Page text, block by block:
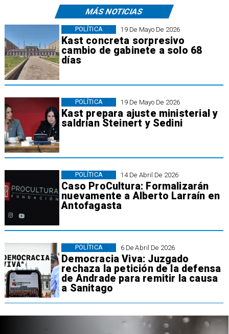
MÁS NOTICIAS
19 De Mayo De 2026
Kast concreta sorpresivo
cambio de gabinete a solo 68
días
POLÍTICA
19 De Mayo De 2026
Kast prepara ajuste ministerial y
saldrían Steinert y Sedini
POLÍTICA
14 De Abril De 2026
​Caso ProCultura: Formalizarán
nuevamente a Alberto Larraín en
Antofagasta
POLÍTICA
6 De Abril De 2026
Democracia Viva: Juzgado
rechaza la petición de la defensa
de Andrade para remitir la causa
a Sanitago
POLÍTICA